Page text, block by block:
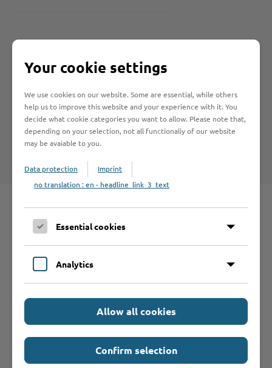
Kreis Stormarn - Jugendbildung
Schnelleinstieg
Online-Services
Your cookie settings
We use cookies on our website. Some are essential, while others
help us to improve this website and your experience with it. You
decide what cookie categories you want to allow. Please note that,
depending on your selection, not all functionaliy of our website
may be avaiable to you.
Data protection
Imprint
no translation : en - headline_link_3_text
Essential cookies
Analytics
Allow all cookies
Confirm selection